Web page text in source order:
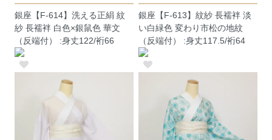
銀座【F-614】洗える正絹 紋
紗 長襦袢 白色×銀鼠色 華文
（反端付） :身丈122/裄66
銀座【F-613】紋紗 長襦袢 淡
い白緑色 変わり市松の地紋
（反端付） :身丈117.5/裄64